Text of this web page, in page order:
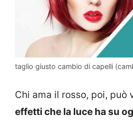
taglio giusto cambio di capelli
Chi ama il rosso, poi, può
effetti che la luce ha su